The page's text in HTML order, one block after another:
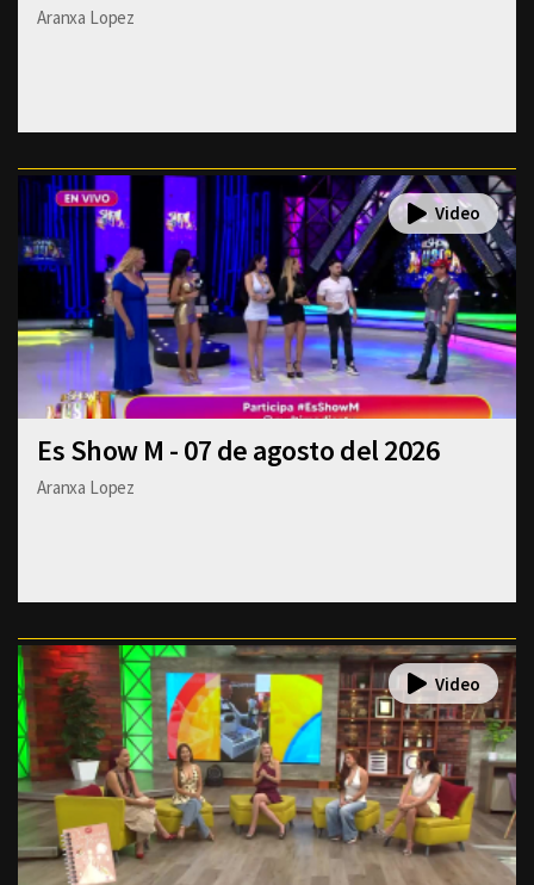
Aranxa Lopez
Es Show M - 07 de agosto del 2026
Aranxa Lopez